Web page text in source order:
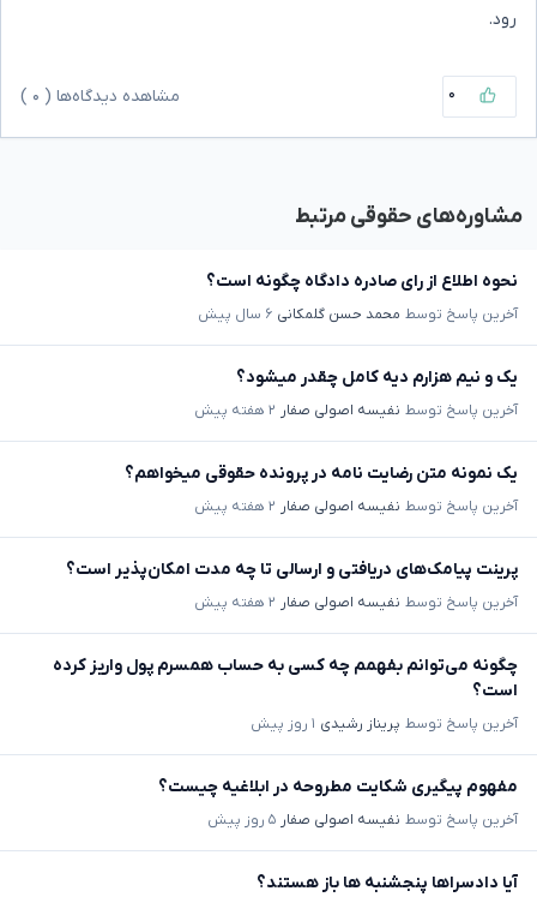
رود.
۰ مشاهده دیدگاه‌ها ( ۰
مشاوره‌های حقوقی مرتبط
نحوه اطلاع از رای صادره دادگاه چگونه است؟
آخرین پاسخ توسط محمد حسن گلمکانی ۶ سال پیش
یک و نیم هزارم دیه کامل چقدر میشود؟
آخرین پاسخ توسط نفیسه اصولی صفار ۲ هفته پیش
یک نمونه متن رضایت نامه در پرونده حقوقی میخواهم؟
آخرین پاسخ توسط نفیسه اصولی صفار ۲ هفته پیش
پرینت پیامک‌های دریافتی و ارسالی تا چه مدت امکان‌پذیر است؟
آخرین پاسخ توسط نفیسه اصولی صفار ۲ هفته پیش
چگونه می‌توانم بفهمم چه کسی به حساب همسرم پول واریز کرده
است؟
آخرین پاسخ توسط پریناز رشیدی ۱ روز پیش
مفهوم پیگیری شکایت مطروحه در ابلاغیه چیست؟
آخرین پاسخ توسط نفیسه اصولی صفار ۵ روز پیش
آیا دادسراها پنجشنبه ها باز هستند؟